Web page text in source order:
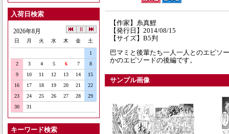
入荷日検索
2026年8月
日 月 火 水 木 金 土
1
2
3 4 5 6 7
8
9
10 11 12 13 14
15
16
17 18 19 20 21
22
23
24 25 26 27 28
29
30
31
キーワード検索
【作家】糸真鯉
【発行日】2014/08/15
【サイズ】B5判
巴マミと後輩たち一人一人とのエピソ
かのエピソードの後編です。
サンプル画像